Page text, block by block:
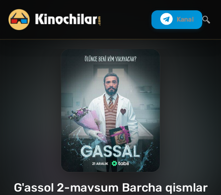
Kanal
G'assol 2-mavsum Barcha qismlar